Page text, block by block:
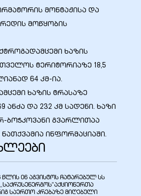
მონტაჟისა და
მოწყობის
ხაზის
ტერიტორიაზე 18,5
64 კმ-ია.
ხაზის ტრასაზე
ანძა და 232 კმ სადენი. ხაზი
ბოჭკოვანი გვარლითაა
ინფორმაციაში.
წლის 06 აგვისტოს ჩატარებულ სს
,,საქრუსენერგოს”აქციონერთა
საერთო კრებაზე მიღებული